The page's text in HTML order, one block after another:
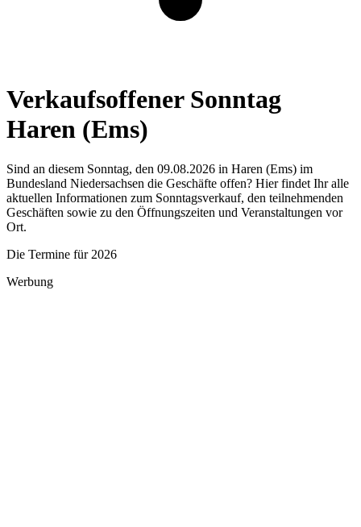
Verkaufsoffener Sonntag
Haren (Ems)
Sind an diesem Sonntag, den 09.08.2026 in Haren (Ems) im
Bundesland Niedersachsen die Geschäfte offen? Hier findet Ihr alle
aktuellen Informationen zum Sonntagsverkauf, den teilnehmenden
Geschäften sowie zu den Öffnungszeiten und Veranstaltungen vor
Ort.
Die Termine für 2026
Werbung